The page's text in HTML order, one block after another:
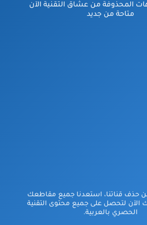
المحذوفة من عشاق التقنية الآن
متاحة من جديد
من حذف قناتنا، استعدنا جميع مقاطعك
الآن لتحصل على جميع محتوى التقنية
الحصري بالعربية.